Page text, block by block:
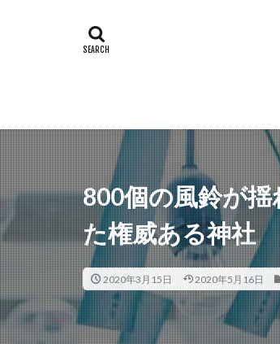
800個の風鈴が
た権威ある神社
2020年3月15日 2020年5月16日